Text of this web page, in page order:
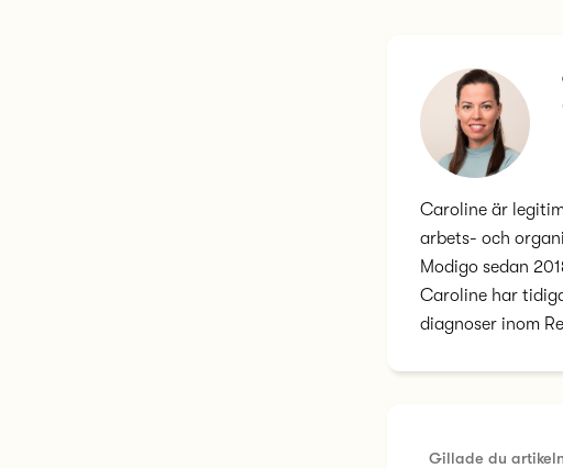
Caroline är
arbets- och
Modigo sedan
Caroline har
diagnoser inom
Gillade du